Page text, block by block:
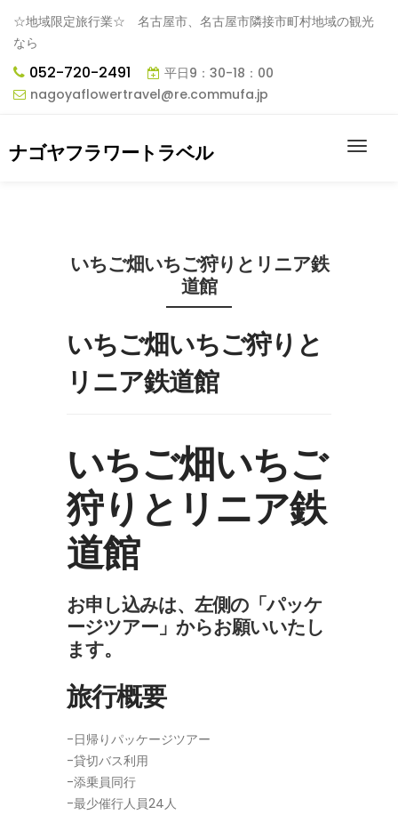
☆地域限定旅行業☆ 名古屋市、名古屋市隣接市町村地域の観光
なら
052-720-2491
平日9：30-18：00
nagoyaflowertravel@re.commufa.jp
ナゴヤフラワートラベル
いちご畑いちご狩りとリニア鉄
道館
いちご畑いちご狩りと
リニア鉄道館
いちご畑いちご
狩りとリニア鉄
道館
お申し込みは、左側の「パッケ
ージツアー」からお願いいたし
ます。
旅行概要
-日帰りパッケージツアー
-貸切バス利用
-添乗員同行
-最少催行人員24人